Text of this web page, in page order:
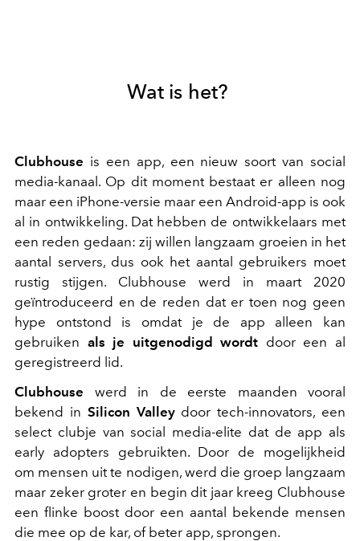
Wat is het?
Clubhouse is een app, een nieuw soort van social
media-kanaal. Op dit moment bestaat er alleen nog
maar een iPhone-versie maar een Android-app is ook
al in ontwikkeling. Dat hebben de ontwikkelaars met
een reden gedaan: zij willen langzaam groeien in het
aantal servers, dus ook het aantal gebruikers moet
rustig stijgen. Clubhouse werd in maart 2020
geïntroduceerd en de reden dat er toen nog geen
hype ontstond is omdat je de app alleen kan
gebruiken als je uitgenodigd wordt door een al
geregistreerd lid.
Clubhouse werd in de eerste maanden vooral
bekend in Silicon Valleydoor tech-innovators, een
select clubje van social media-elite dat de app als
early adopters gebruikten. Door de mogelijkheid
om mensen uit te nodigen, werd die groep langzaam
maar zeker groter en begin dit jaar kreeg Clubhouse
een flinke boost door een aantal bekende mensen
die mee op de kar, of beter app, sprongen.